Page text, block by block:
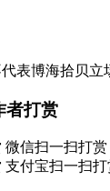
表博海拾贝立
者打赏
微信扫一扫打赏
支付宝扫一扫打